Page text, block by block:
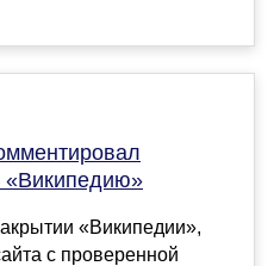
«Википедию»
«Википедии»,
с проверенной